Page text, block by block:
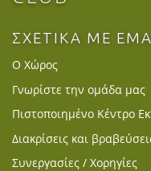
ΣΧΕΤΙΚΑ ΜΕ
Ο Χώρος
Γνωρίστε την ομάδα μας
Πιστοποιημένο Κέντρο
Διακρίσεις και
Συνεργασίες / Χορηγίες